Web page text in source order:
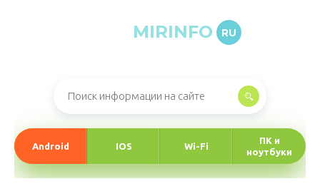
MIRINFO RU
Android IOS Wi-Fi
ПК и
ноутбуки